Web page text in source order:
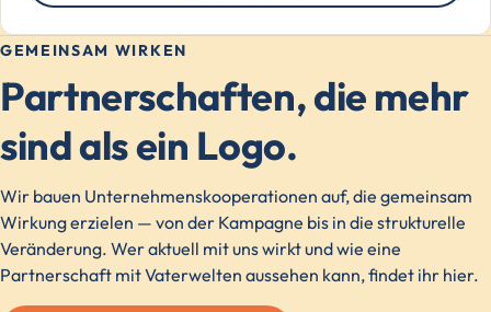
GEMEINSAM WIRKEN
Partnerschaften, die mehr
sind als ein Logo.
Wir bauen Unternehmenskooperationen auf, die gemeinsam
Wirkung erzielen — von der Kampagne bis in die strukturelle
Veränderung. Wer aktuell mit uns wirkt und wie eine
Partnerschaft mit Vaterwelten aussehen kann, findet ihr hier.